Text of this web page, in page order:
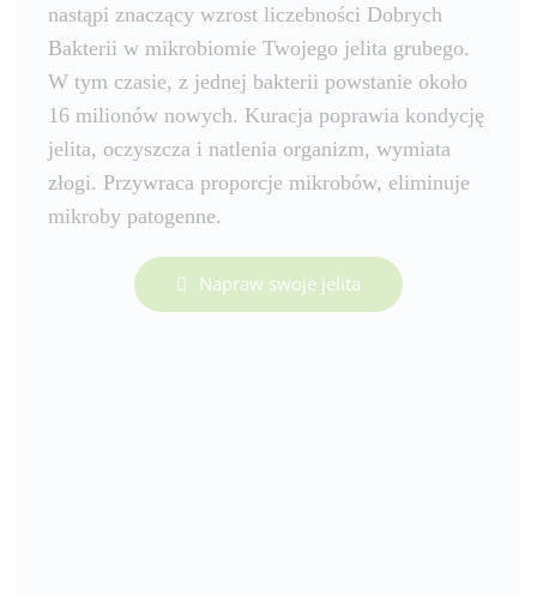
nastąpi znaczący wzrost liczebności Dobrych
Bakterii w mikrobiomie Twojego jelita grubego.
W tym czasie, z jednej bakterii powstanie około
16 milionów nowych. Kuracja poprawia kondycję
jelita, oczyszcza i natlenia organizm, wymiata
złogi. Przywraca proporcje mikrobów, eliminuje
mikroby patogenne.
Napraw swoje jelita